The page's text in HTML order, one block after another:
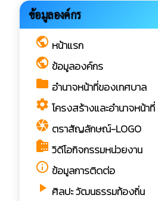
ข้อมูลองค์กร
public หน้าแรก
public ข้อมูลองค์กร
folder อำนาจหน้าที่ของเทศบาล
settings โครงสร้างและอำนาจหน้าที่
camera ตราสัญลักษณ์-LOGO
camera_roll วิดีโอกิจกรรมหน่วยงาน
info_outline ข้อมูลการติดต่อ
play_arrow ศิลปะ วัฒนธรรมท้องถิ่น